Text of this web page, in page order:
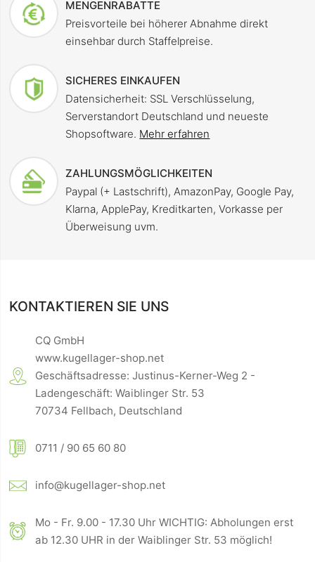
MENGENRABATTE
Preisvorteile bei höherer Abnahme direkt
einsehbar durch Staffelpreise.
SICHERES EINKAUFEN
Datensicherheit: SSL Verschlüsselung,
Serverstandort Deutschland und neueste
Shopsoftware. Mehr erfahren
ZAHLUNGSMÖGLICHKEITEN
Paypal (+ Lastschrift), AmazonPay, Google Pay,
Klarna, ApplePay, Kreditkarten, Vorkasse per
Überweisung uvm.
KONTAKTIEREN SIE UNS
CQ GmbH
www.kugellager-shop.net
Geschäftsadresse: Justinus-Kerner-Weg 2 -
Ladengeschäft: Waiblinger Str. 53
70734 Fellbach, Deutschland
0711 / 90 65 60 80
info@kugellager-shop.net
Mo - Fr. 9.00 - 17.30 Uhr WICHTIG: Abholungen erst
ab 12.30 UHR in der Waiblinger Str. 53 möglich!